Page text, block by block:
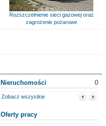
Rozszczelnienie sieci gazowej oraz
zagrożenie pożarowe
Nieruchomości 0
Zobacz wszystkie
Oferty pracy